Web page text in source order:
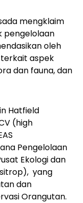
mengklaim
oleh
aspek
dan fauna, dan
Hatfield
(high
Pengelolaan
Ekologi dan
yang
dan
Orangutan.